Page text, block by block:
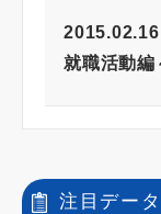
就職活動編
注目データ